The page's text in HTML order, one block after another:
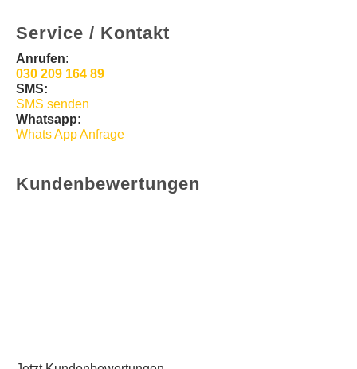
Service / Kontakt
Anrufen:
030 209 164 89
SMS:
SMS senden
Whatsapp:
Whats App Anfrage
Kundenbewertungen